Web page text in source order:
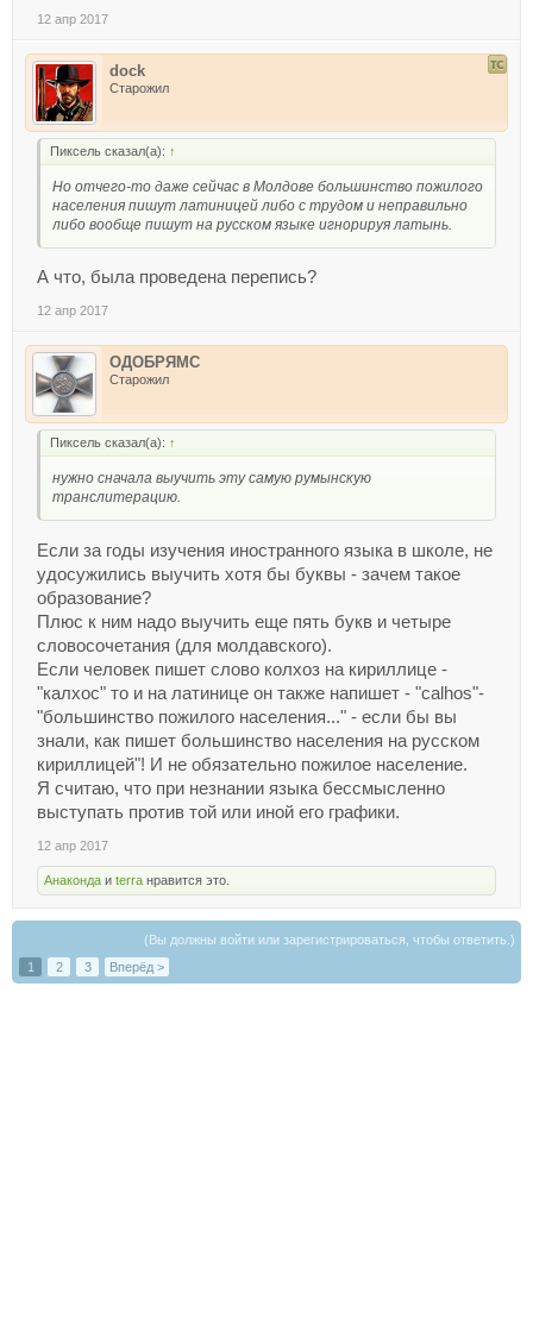
12 апр 2017
dock
Старожил
Пиксель сказал(а): ↑
Но отчего-то даже сейчас в Молдове большинство пожилого
населения пишут латиницей либо с трудом и неправильно
либо вообще пишут на русском языке игнорируя латынь.
А что, была проведена перепись?
12 апр 2017
ОДОБРЯМС
Старожил
Пиксель сказал(а): ↑
нужно сначала выучить эту самую румынскую
транслитерацию.
Если за годы изучения иностранного языка в школе, не
удосужились выучить хотя бы буквы - зачем такое
образование?
Плюс к ним надо выучить еще пять букв и четыре
словосочетания (для молдавского).
Если человек пишет слово колхоз на кириллице -
"калхос" то и на латинице он также напишет - "calhos"-
"большинство пожилого населения..." - если бы вы
знали, как пишет большинство населения на русском
кириллицей"! И не обязательно пожилое население.
Я считаю, что при незнании языка бессмысленно
выступать против той или иной его графики.
12 апр 2017
Анаконда и terra нравится это.
(Вы должны войти или зарегистрироваться, чтобы ответить.)
1
2 3 Вперёд >